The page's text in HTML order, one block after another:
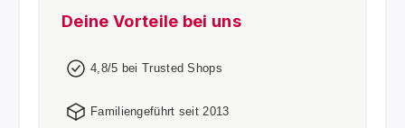
Deine Vorteile bei uns
4,8/5 bei Trusted Shops
Familiengeführt seit 2013